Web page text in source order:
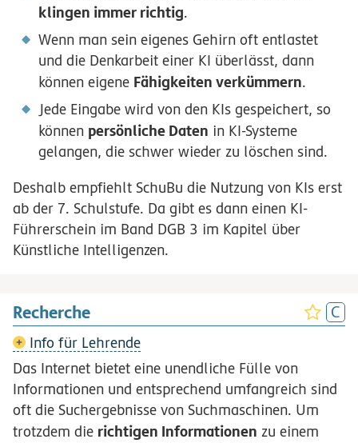
klingen immer richtig.
Wenn man sein eigenes Gehirn oft entlastet
und die Denkarbeit einer KI überlässt, dann
können eigene Fähigkeiten verkümmern.
Jede Eingabe wird von den KIs gespeichert, so
können persönliche Daten in KI-Systeme
gelangen, die schwer wieder zu löschen sind.
Deshalb empfiehlt SchuBu die Nutzung von KIs erst
ab der 7. Schulstufe. Da gibt es dann einen KI-
Führerschein im Band DGB 3 im Kapitel über
Künstliche Intelligenzen.
Recherche
Info für Lehrende
Das Internet bietet eine unendliche Fülle von
Informationen und entsprechend umfangreich sind
oft die Suchergebnisse von Suchmaschinen. Um
trotzdem die richtigen Informationen zu einem